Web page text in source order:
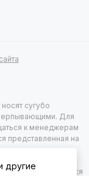
сугубо
Для
к менеджерам
представленная на
технических
продукции
не является
другие